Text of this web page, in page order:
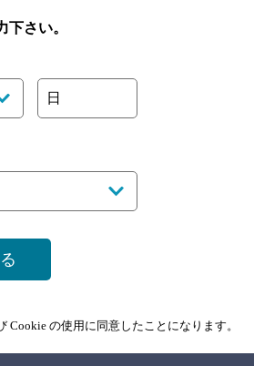
すので、念のためお店にご確認の上ご来店くださ
さい。
日
Cookie の使用に同意したことになります。